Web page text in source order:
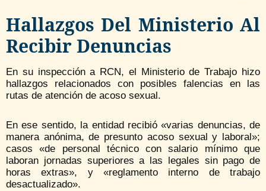
Hallazgos Del Ministerio Al
Recibir Denuncias
En su inspección a RCN, el Ministerio de Trabajo hizo
hallazgos relacionados con posibles falencias en las
rutas de atención de acoso sexual.
En ese sentido, la entidad recibió «varias denuncias, de
manera anónima, de presunto acoso sexual y laboral»;
casos «de personal técnico con salario mínimo que
laboran jornadas superiores a las legales sin pago de
horas extras», y «reglamento interno de trabajo
desactualizado».